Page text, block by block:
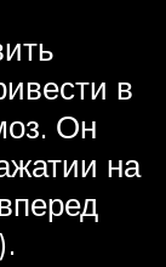
в
Он
на